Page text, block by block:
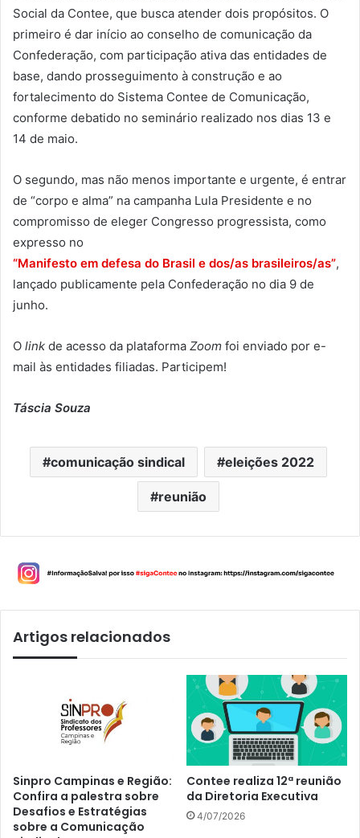
Social da Contee, que busca atender dois propósitos. O
primeiro é dar início ao conselho de comunicação da
Confederação, com participação ativa das entidades de
base, dando prosseguimento à construção e ao
fortalecimento do Sistema Contee de Comunicação,
conforme debatido no seminário realizado nos dias 13 e
14 de maio.
O segundo, mas não menos importante e urgente, é entrar
de “corpo e alma” na campanha Lula Presidente e no
compromisso de eleger Congresso progressista, como
expresso no
“Manifesto em defesa do Brasil e dos/as brasileiros/as”,
lançado publicamente pela Confederação no dia 9 de
junho.
O link de acesso da plataforma Zoom foi enviado por e-
mail às entidades filiadas. Participem!
Táscia Souza
comunicação sindical eleições 2022
reunião
Artigos relacionados
Sinpro Campinas e Região:
Confira a palestra sobre
Desafios e Estratégias
sobre a Comunicação
Contee realiza 12ª reunião
da Diretoria Executiva
4/07/2026